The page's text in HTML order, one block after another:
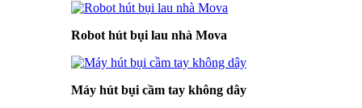
Robot hút bụi lau nhà Mova
Máy hút bụi cầm tay không dây